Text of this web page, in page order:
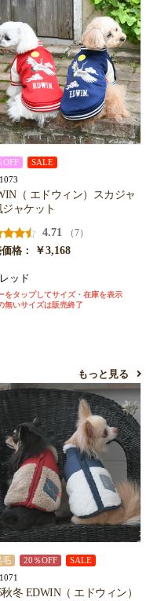
OFF SALE
（ エドウィン）スカジャ
ジャケット
4.71
（7）
格：
￥3,168
レッド
をタップしてサイズ・在庫を表示
無いサイズは販売終了
もっと見る
毛 20％OFF SALE
秋冬 EDWIN（ エドウィン）
カートへ進む